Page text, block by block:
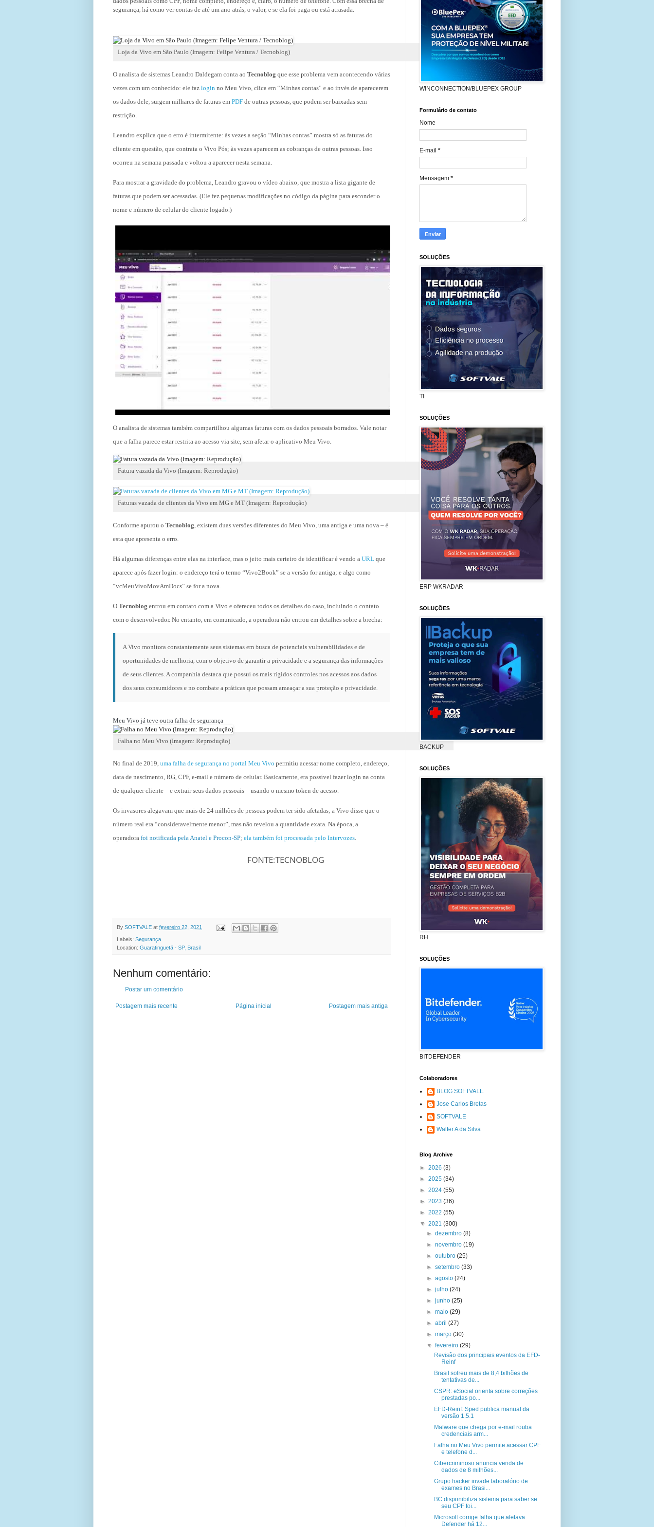
segurança, há como ver contas de até um ano atrás, o valor, e se ela foi paga ou está atrasada.
Loja da Vivo em São Paulo (Imagem: Felipe Ventura / Tecnoblog)
O analista de sistemas Leandro Daldegam conta ao Tecnoblog que esse problema vem acontecendo várias
vezes com um conhecido: ele faz login no Meu Vivo, clica em “Minhas contas” e ao invés de aparecerem
os dados dele, surgem milhares de faturas em PDF de outras pessoas, que podem ser baixadas sem
restrição.
Leandro explica que o erro é intermitente: às vezes a seção “Minhas contas” mostra só as faturas do
cliente em questão, que contrata o Vivo Pós; às vezes aparecem as cobranças de outras pessoas. Isso
ocorreu na semana passada e voltou a aparecer nesta semana.
Para mostrar a gravidade do problema, Leandro gravou o vídeo abaixo, que mostra a lista gigante de
faturas que podem ser acessadas. (Ele fez pequenas modificações no código da página para esconder o
nome e número de celular do cliente logado.)
O analista de sistemas também compartilhou algumas faturas com os dados pessoais borrados. Vale notar
que a falha parece estar restrita ao acesso via site, sem afetar o aplicativo Meu Vivo.
Fatura vazada da Vivo (Imagem: Reprodução)
Faturas vazada de clientes da Vivo em MG e MT (Imagem: Reprodução)
Conforme apurou o Tecnoblog , existem duas versões diferentes do Meu Vivo, uma antiga e uma nova – é
esta que apresenta o erro.
Há algumas diferenças entre elas na interface, mas o jeito mais certeiro de identificar é vendo a URL que
aparece após fazer login: o endereço terá o termo “Vivo2Book” se a versão for antiga; e algo como
“vcMeuVivoMovAmDocs” se for a nova.
O Tecnoblog entrou em contato com a Vivo e ofereceu todos os detalhes do caso, incluindo o contato
com o desenvolvedor. No entanto, em comunicado, a operadora não entrou em detalhes sobre a brecha:
A Vivo monitora constantemente seus sistemas em busca de potenciais vulnerabilidades e de
oportunidades de melhoria, com o objetivo de garantir a privacidade e a segurança das informações
de seus clientes. A companhia destaca que possui os mais rígidos controles nos acessos aos dados
dos seus consumidores e no combate a práticas que possam ameaçar a sua proteção e privacidade.
Meu Vivo já teve outra falha de segurança
Falha no Meu Vivo (Imagem: Reprodução)
No final de 2019, uma falha de segurança no portal Meu Vivo permitiu acessar nome completo, endereço,
data de nascimento, RG, CPF, e-mail e número de celular. Basicamente, era possível fazer login na conta
de qualquer cliente – e extrair seus dados pessoais – usando o mesmo token de acesso.
Os invasores alegavam que mais de 24 milhões de pessoas podem ter sido afetadas; a Vivo disse que o
número real era “consideravelmente menor”, mas não revelou a quantidade exata. Na época, a
operadora foi notificada pela Anatel e Procon-SP; ela também foi processada pelo Intervozes.
FONTE:TECNOBLOG
By SOFTVALE at fevereiro 22, 2021
Labels: Segurança
Location: Guaratinguetá - SP, Brasil
Nenhum comentário:
Postar um comentário
Postagem mais recente Postagem mais antiga
Página inicial
WINCONNECTION/BLUEPEX GROUP
Formulário de contato
Nome
E-mail *
Mensagem *
SOLUÇÕES
TI
SOLUÇÕES
ERP WKRADAR
SOLUÇÕES
BACKUP
SOLUÇÕES
RH
SOLUÇÕES
BITDEFENDER
Colaboradores
BLOG SOFTVALE
Jose Carlos Bretas
SOFTVALE
Walter A da Silva
Blog Archive
► 2026 (3)
► 2025 (34)
► 2024 (55)
► 2023 (36)
► 2022 (55)
▼ 2021 (300)
►dezembro(8)
►novembro(19)
►outubro(25)
►setembro(33)
►agosto(24)
►julho(24)
►junho(25)
►maio(29)
►abril(27)
►março(30)
▼fevereiro(29)
Revisão dos principais eventos da EFD-
Reinf
Brasil sofreu mais de 8,4 bilhões de
tentativas de...
CSPR: eSocial orienta sobre correções
prestadas po...
EFD-Reinf: Sped publica manual da
versão 1.5.1
Malware que chega por e-mail rouba
credenciais arm...
Falha no Meu Vivo permite acessar CPF
e telefone d...
Cibercriminoso anuncia venda de
dados de 8 milhões...
Grupo hacker invade laboratório de
exames no Brasi...
BC disponibiliza sistema para saber se
seu CPF foi...
Microsoft corrige falha que afetava
Defender há 12...